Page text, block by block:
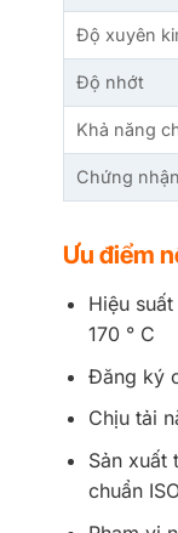
Độ xuyên
Độ nhớt
Khả năng
Chứng
Ưu điểm
Hiệu
170 ° C
Đăng ký
Chịu tải
Sản xuất
chuẩn